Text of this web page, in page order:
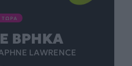
ΤΩΡΑ
ΒΡΉΚΑ
LAWRENCE